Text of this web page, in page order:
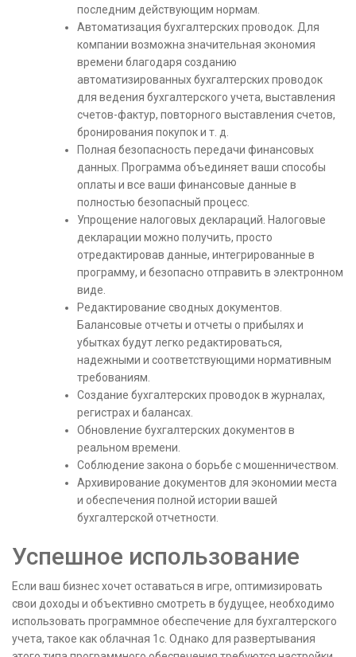
последним действующим нормам.
Автоматизация бухгалтерских проводок. Для
компании возможна значительная экономия
времени благодаря созданию
автоматизированных бухгалтерских проводок
для ведения бухгалтерского учета, выставления
счетов-фактур, повторного выставления счетов,
бронирования покупок и т. д.
Полная безопасность передачи финансовых
данных. Программа объединяет ваши способы
оплаты и все ваши финансовые данные в
полностью безопасный процесс.
Упрощение налоговых деклараций. Налоговые
декларации можно получить, просто
отредактировав данные, интегрированные в
программу, и безопасно отправить в электронном
виде.
Редактирование сводных документов.
Балансовые отчеты и отчеты о прибылях и
убытках будут легко редактироваться,
надежными и соответствующими нормативным
требованиям.
Создание бухгалтерских проводок в журналах,
регистрах и балансах.
Обновление бухгалтерских документов в
реальном времени.
Соблюдение закона о борьбе с мошенничеством.
Архивирование документов для экономии места
и обеспечения полной истории вашей
бухгалтерской отчетности.
Успешное использование
Если ваш бизнес хочет оставаться в игре, оптимизировать
свои доходы и объективно смотреть в будущее, необходимо
использовать программное обеспечение для бухгалтерского
учета, такое как облачная 1с. Однако для развертывания